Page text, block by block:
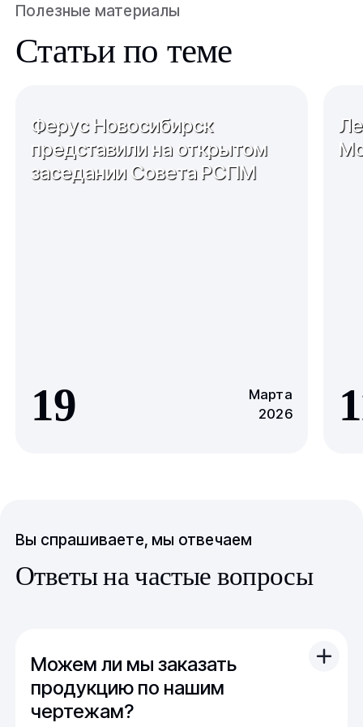
Полезные материалы
Статьи по теме
Ферус Новосибирск
представили на открытом
заседании Совета РСПМ
19
Марта
2026
Вы спрашиваете, мы отвечаем
Ответы на частые вопросы
Можем ли мы заказать
продукцию по нашим
чертежам?